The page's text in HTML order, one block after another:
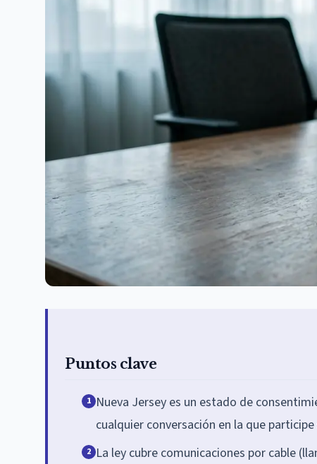
Puntos clave
1 Nueva Jersey es un estado de
cualquier conversación en la que
2 La ley cubre comunicaciones por cable